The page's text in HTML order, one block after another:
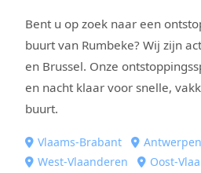
Bent u op zoek naar een
buurt van Rumbeke? Wij zijn
en Brussel. Onze
en nacht klaar voor snelle,
buurt.
Vlaams-Brabant Antwerpen
West-Vlaanderen
Oost-